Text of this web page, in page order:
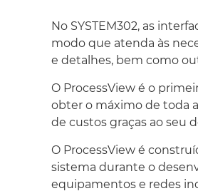
No SYSTEM302, as
modo que atenda às
e detalhes, bem como
O ProcessView é o
obter o máximo de toda
de custos graças ao seu
O ProcessView é
sistema durante o
equipamentos e redes